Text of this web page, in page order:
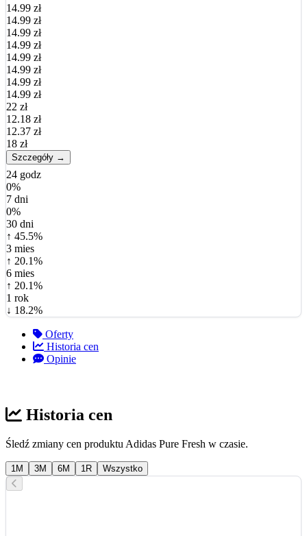
14.99 zł
14.99 zł
14.99 zł
14.99 zł
14.99 zł
14.99 zł
14.99 zł
14.99 zł
22 zł
12.18 zł
12.37 zł
18 zł
Szczegóły →
24 godz
0%
7 dni
0%
30 dni
↑ 45.5%
3 mies
↑ 20.1%
6 mies
↑ 20.1%
1 rok
↓ 18.2%
Oferty
Historia cen
Opinie
Historia cen
Śledź zmiany cen produktu Adidas Pure Fresh w czasie.
1M 3M 6M 1R Wszystko